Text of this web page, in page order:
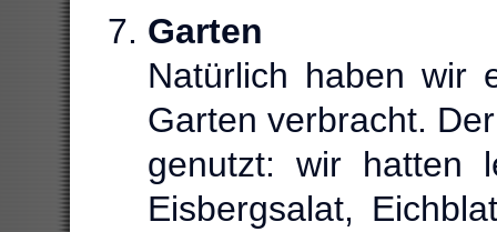
Garten
Natürlich haben wir
Garten verbracht.
genutzt: wir hatten
Eisbergsalat,